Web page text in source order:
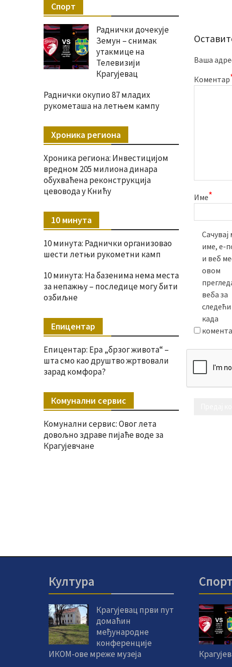
Ваша
Коментар
Име*
Сачувај
име, е-
и веб
овом
веба за
када
Спорт
Раднички дочекује
Земун – снимак
утакмице на
Телевизији
Крагујевац
Раднички окупио 87 младих
рукометаша на летњем кампу
Хроника региона
Хроника региона: Инвестицијом
вредном 205 милиона динара
обухваћена реконструкција
цевовода у Книћу
10 минута
10 минута: Раднички организовао
шести летњи рукометни камп
10 минута: На базенима нема места
за непажњу – последице могу бити
озбиљне
Епицентар
Епицентар: Ера „брзог живота“ –
шта смо као друштво жртвовали
зарад комфора?
Комунални сервис
Комунални сервис: Овог лета
довољно здраве пијаће воде за
Крагујевчане
Култура
Крагујевац први пут
домаћин
међународне
конференције
ИКОМ-ове мреже музеја
Спорт